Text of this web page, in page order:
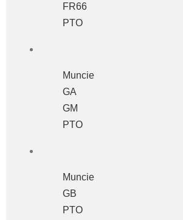
FR66
PTO
Muncie
GA
GM
PTO
Muncie
GB
PTO